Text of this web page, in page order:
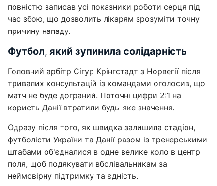
повністю записав усі показники роботи серця під
час збою, що дозволить лікарям зрозуміти точну
причину нападу.
Футбол, який зупинила солідарність
Головний арбітр Сігур Крінгстадт з Норвегії після
тривалих консультацій із командами оголосив, що
матч не буде дограний. Поточні цифри 2:1 на
користь Данії втратили будь-яке значення.
Одразу після того, як швидка залишила стадіон,
футболісти України та Данії разом із тренерськими
штабами об'єдналися в одне велике коло в центрі
поля, щоб подякувати вболівальникам за
неймовірну підтримку та єдність.